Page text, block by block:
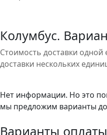
Колумбус.
Стоимость доставки
доставки нескольких
Нет информации. Но это
мы предложим варианты
Варианты